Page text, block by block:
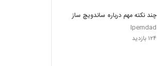
چند نکته مهم درباره ساندویچ ساز
Ipemdad
۱۲۴ بازدید